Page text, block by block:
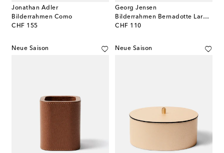
Jonathan Adler
Bilderrahmen Como
CHF 155
original price
Georg Jensen
Bilderrahmen Bernadotte Large by Sigvard Bernadotte
CHF 110
original price
Neue Saison Neue Saison